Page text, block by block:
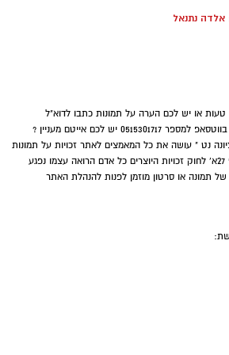
וודאות וכישלון המשטרה - לוח
רצח תאיר ראדה ז"ל
נמצאת ללא רוח חיים בתא שירותים
הכוכב הבריטי הוותיק יצא
– והשיר החדש מסעיר את
מהקולות המזוהים ביותר
אלדה נתנאל
או יש לכם הערה על תמונות כתבו לדוא"ל
או בווטסאפ למספר 0515301717 יש לכם אייטם מעניין ?
נט " עושה את כל המאמצים לאתר זכויות על תמונות
וסרטונים. אולם, בהתאם לסעיף 27א' לחוק זכויות היוצרים כל אדם הרואה עצמו נפגע
של תמונה או סרטון מוזמן לפנות להנהלת האתר